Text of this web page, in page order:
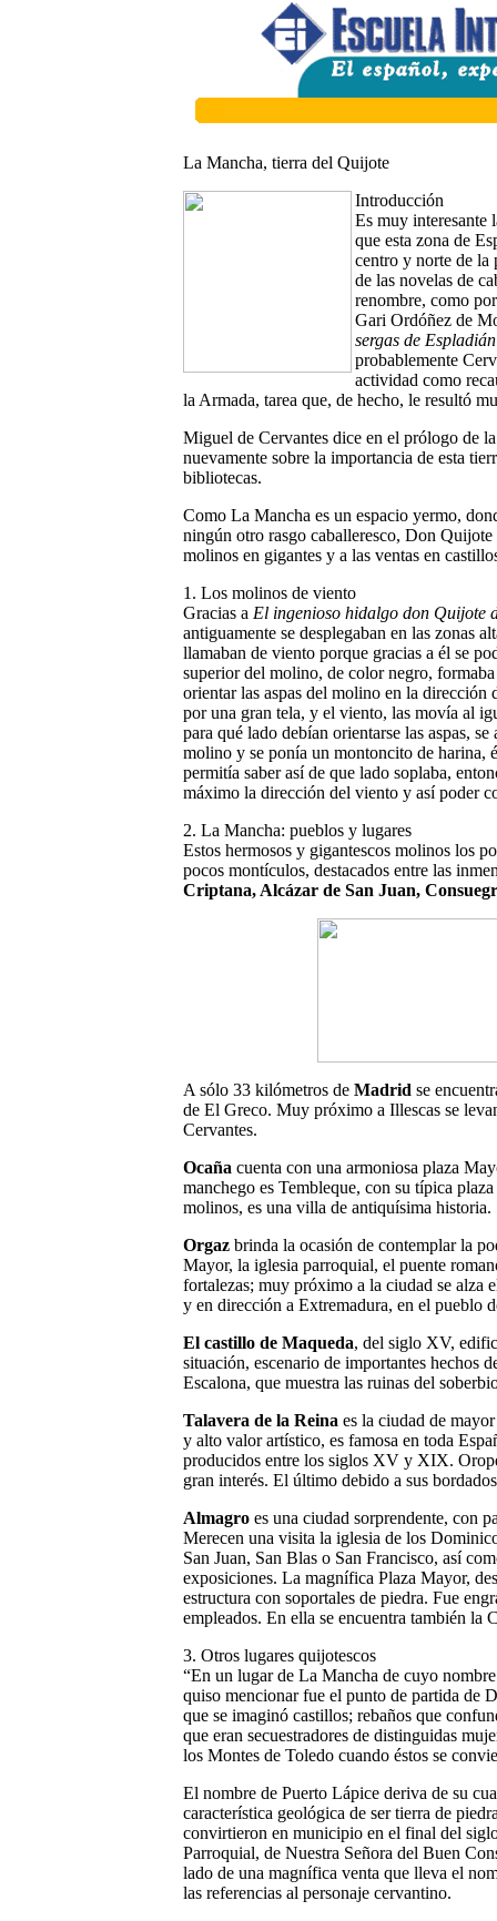
La Mancha, tierra del Quijote
Introducción
Es muy interesante
que esta zona de
centro y norte de la
de las novelas de
renombre, como
Gari Ordóñez de
sergas de Espladián
probablemente
actividad como
la Armada, tarea que, de hecho, le resultó
Miguel de Cervantes dice en el prólogo de
nuevamente sobre la importancia de esta
bibliotecas.
Como La Mancha es un espacio yermo,
ningún otro rasgo caballeresco, Don
molinos en gigantes y a las ventas en
1. Los molinos de viento
Gracias a El ingenioso hidalgo don Quijote
antiguamente se desplegaban en las zonas
llamaban de viento porque gracias a él se
superior del molino, de color negro,
orientar las aspas del molino en la dirección
por una gran tela, y el viento, las movía al
para qué lado debían orientarse las aspas,
molino y se ponía un montoncito de harina,
permitía saber así de que lado soplaba,
máximo la dirección del viento y así poder
2. La Mancha: pueblos y lugares
Estos hermosos y gigantescos molinos los
pocos montículos, destacados entre las
Criptana, Alcázar de San Juan,
A sólo 33 kilómetros de Madrid se
de El Greco. Muy próximo a Illescas se
Cervantes.
Ocaña cuenta con una armoniosa plaza
manchego es Tembleque, con su típica
molinos, es una villa de antiquísima historia.
Orgaz brinda la ocasión de contemplar la
Mayor, la iglesia parroquial, el puente
fortalezas; muy próximo a la ciudad se alza
y en dirección a Extremadura, en el pueblo
El castillo de Maqueda, del siglo XV,
situación, escenario de importantes hechos
Escalona, que muestra las ruinas del
Talavera de la Reina es la ciudad de
y alto valor artístico, es famosa en toda
producidos entre los siglos XV y XIX.
gran interés. El último debido a sus
Almagro es una ciudad sorprendente, con
Merecen una visita la iglesia de los
San Juan, San Blas o San Francisco, así
exposiciones. La magnífica Plaza Mayor,
estructura con soportales de piedra. Fue
empleados. En ella se encuentra también
3. Otros lugares quijotescos
“En un lugar de La Mancha de cuyo
quiso mencionar fue el punto de partida de
que se imaginó castillos; rebaños que
que eran secuestradores de distinguidas
los Montes de Toledo cuando éstos se
El nombre de Puerto Lápice deriva de su
característica geológica de ser tierra de
convirtieron en municipio en el final del
Parroquial, de Nuestra Señora del Buen
lado de una magnífica venta que lleva el
las referencias al personaje cervantino.